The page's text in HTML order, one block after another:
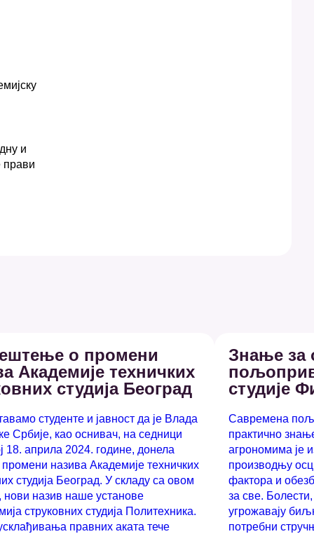
и
прави
о промени
Академије техничких
студија Београд
студенте и јавност да је Влада
Србије, као оснивач, на седници
18. априла 2024. године, донела
промени назива Академије техничких
студија Београд. У складу са овом
нови назив наше установе
струковних студија Политехника.
правних аката тече
Знање за
студије
Савремена
практично
агрономима је
производњу
фактора и
за све.
угрожавају
потребни